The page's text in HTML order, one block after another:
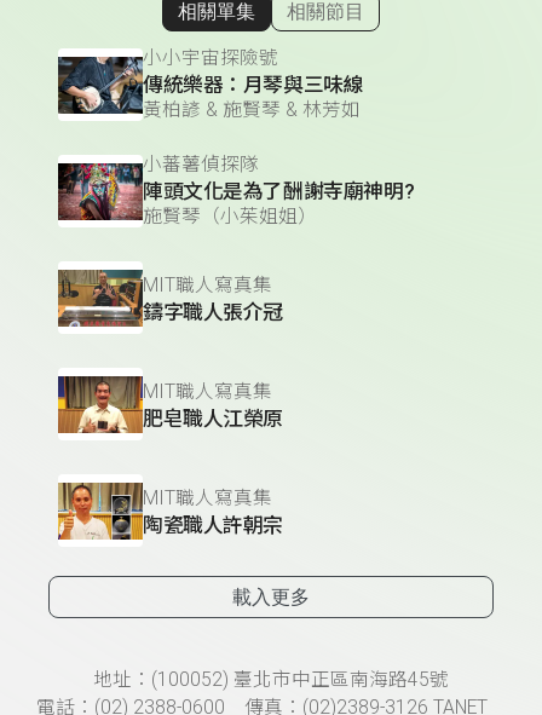
顯示相關單集
相關單集 相關節目
小小宇宙探險號
傳統樂器：月琴與三味線
黃柏諺 & 施賢琴 & 林芳如
小蕃薯偵探隊
陣頭文化是為了酬謝寺廟神明?
施賢琴（小茱姐姐）
MIT職人寫真集
鑄字職人張介冠
MIT職人寫真集
肥皂職人江榮原
MIT職人寫真集
陶瓷職人許朝宗
載入更多
頁尾資訊地址：(100052) 臺北市中正區南海路45號
電話：(02) 2388-0600 傳真：(02)2389-3126 TANET